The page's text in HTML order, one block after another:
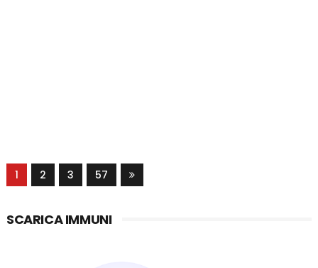
1 2 3 57
SCARICA IMMUNI